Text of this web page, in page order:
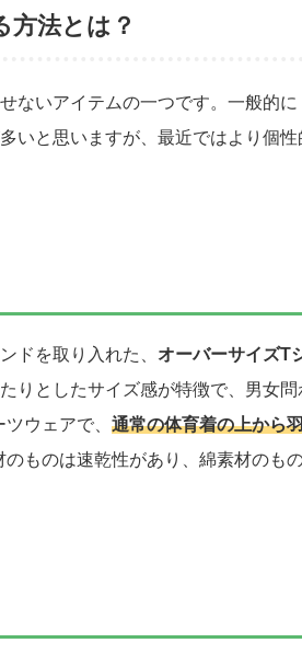
法とは？
ないアイテムの一つです。一般的に
いと思いますが、最近ではより個性
ドを取り入れた、 オーバーサイズT
りとしたサイズ感が特徴で、男女問
ウェアで、 通常の体育着の上から
ものは速乾性があり、綿素材のも